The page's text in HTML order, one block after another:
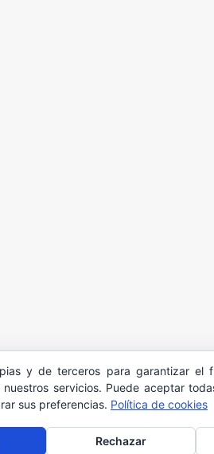
y de terceros para garantizar el
servicios. Puede aceptar
sus preferencias. Política de cookies
Rechazar